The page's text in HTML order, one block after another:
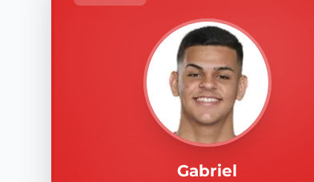
Gabriel